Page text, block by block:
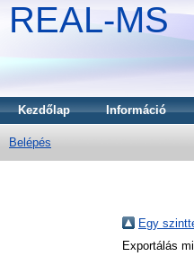
REAL-MS
Kezdőlap Információ
Belépés
Egy
Exportálás